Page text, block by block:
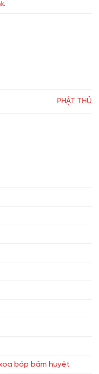
.
PHẬT THỦ
bóp bấm huyệt